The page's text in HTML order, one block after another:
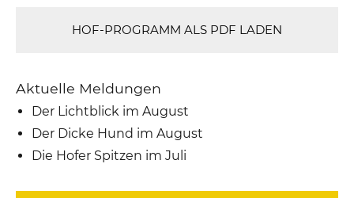
HOF-PROGRAMM ALS PDF LADEN
Aktuelle Meldungen
Der Lichtblick im August
Der Dicke Hund im August
Die Hofer Spitzen im Juli